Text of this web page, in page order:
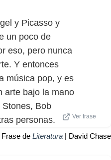
y Picasso y
un poco de
eso, pero nunca
Y entonces
música pop, y es
arte bajo la mano
Bob
personas.
Ver frase
Frase de Literatura | David Chase